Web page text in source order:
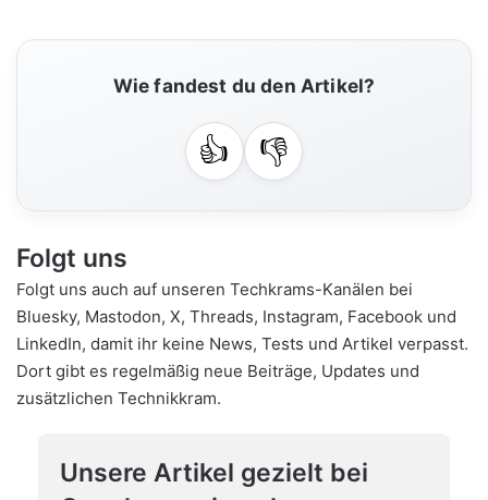
Wie fandest du den Artikel?
👍 👎
Folgt uns
Folgt uns auch auf unseren Techkrams-Kanälen bei
Bluesky, Mastodon, X, Threads, Instagram, Facebook und
LinkedIn, damit ihr keine News, Tests und Artikel verpasst.
Dort gibt es regelmäßig neue Beiträge, Updates und
zusätzlichen Technikkram.
Unsere Artikel gezielt bei